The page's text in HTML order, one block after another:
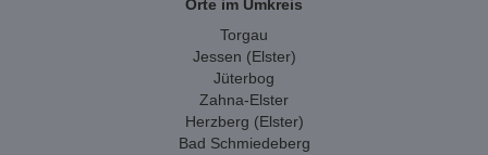
Orte im Umkreis
Torgau
Jessen (Elster)
Jüterbog
Zahna-Elster
Herzberg (Elster)
Bad Schmiedeberg